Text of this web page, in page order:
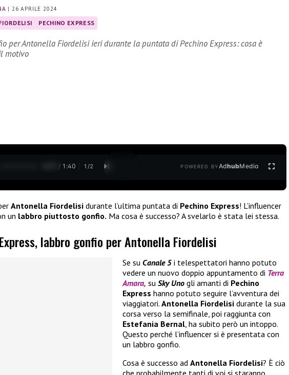
|26 APRILE 2024
PECHINO EXPRESS
per Antonella Fiordelisi ieri durante la puntata di Pechino Express: cosa è
motivo
0:28 / 1:40 1 /2 POWERED BYAdhubMedia
Antonella Fiordelisi durante l’ultima puntata di Pechino Express! L’influencer
un labbro piuttosto gonfio. Ma cosa è successo? A svelarlo è stata lei stessa.
labbro gonfio per Antonella Fiordelisi
Se su Canale 5 i telespettatori hanno potuto
vedere un nuovo doppio appuntamento di Terra
Amara, su Sky Uno gli amanti di Pechino
Express hanno potuto seguire l’avventura dei
viaggiatori. Antonella Fiordelisi durante la sua
corsa verso la semifinale, poi raggiunta con
Estefania Bernal, ha subito però un intoppo.
Questo perché l’influencer si è presentata con
un labbro gonfio.
Cosa è successo ad Antonella Fiordelisi? È ciò